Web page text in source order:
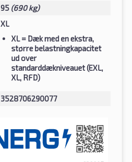
95 (690 kg)
XL
XL= Dæk med en ekstra,
større belastningkapacitet
ud over
standarddækniveauet (EXL,
XL, RFD)
3528706290077